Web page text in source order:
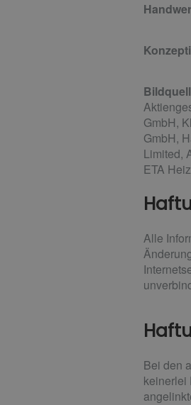
GmbH,
GmbH,
Limited,
ETA
Alle
Bei den
keinerlei